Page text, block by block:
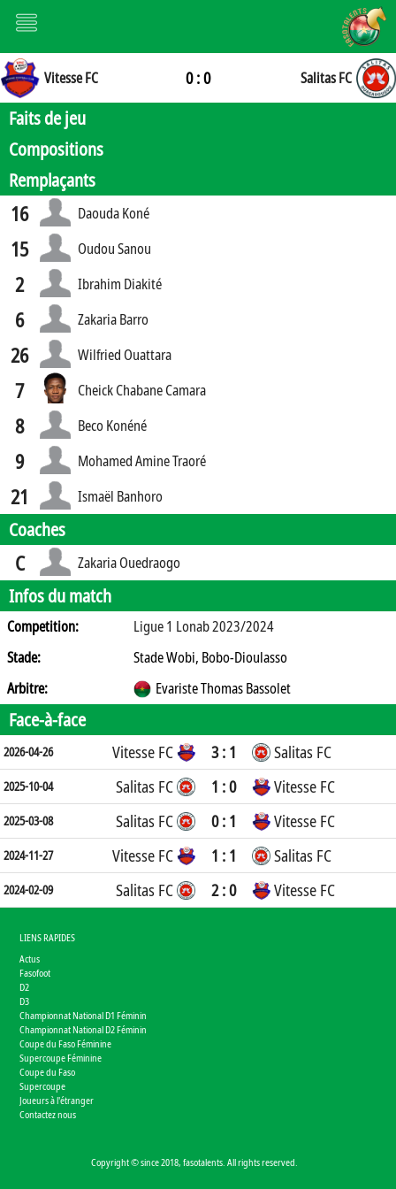
Vitesse FC 0 : 0 Salitas FC
Faits de jeu
Compositions
Remplaçants
16 Daouda Koné
15 Oudou Sanou
2 Ibrahim Diakité
6 Zakaria Barro
26 Wilfried Ouattara
7 Cheick Chabane Camara
8 Beco Konéné
9 Mohamed Amine Traoré
21 Ismaël Banhoro
Coaches
C Zakaria Ouedraogo
Infos du match
Competition:
Ligue 1 Lonab 2023/2024
Stade:
Stade Wobi, Bobo-Dioulasso
Arbitre:
Evariste Thomas Bassolet
Face-à-face
2026-04-26 Vitesse FC 3 : 1 Salitas FC
2025-10-04 Salitas FC 1 : 0 Vitesse FC
2025-03-08 Salitas FC 0 : 1 Vitesse FC
2024-11-27 Vitesse FC 1 : 1 Salitas FC
2024-02-09 Salitas FC 2 : 0 Vitesse FC
LIENS RAPIDES
Actus
Fasofoot
D2
D3
Championnat National D1 Féminin
Championnat National D2 Féminin
Coupe du Faso Féminine
Supercoupe Féminine
Coupe du Faso
Supercoupe
Joueurs à l'étranger
Contactez nous
Copyright © since 2018, fasotalents. All rights reserved.